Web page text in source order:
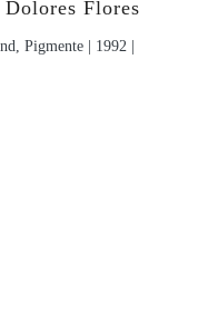
Flores
Pigmente | 1992 |